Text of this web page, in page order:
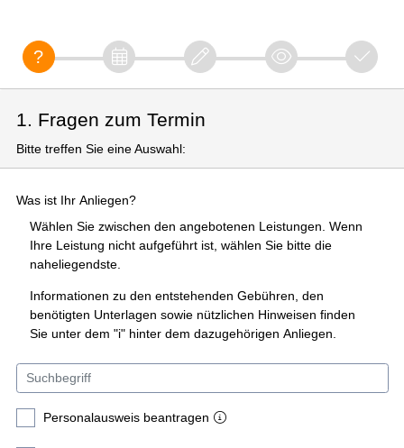
1. Fragen zum Termin
Bitte treffen Sie eine Auswahl:
Was ist Ihr Anliegen?
Wählen Sie zwischen den angebotenen Leistungen. Wenn
Ihre Leistung nicht aufgeführt ist, wählen Sie bitte die
naheliegendste.
Informationen zu den entstehenden Gebühren, den
benötigten Unterlagen sowie nützlichen Hinweisen finden
Sie unter dem "i" hinter dem dazugehörigen Anliegen.
Personalausweis beantragen